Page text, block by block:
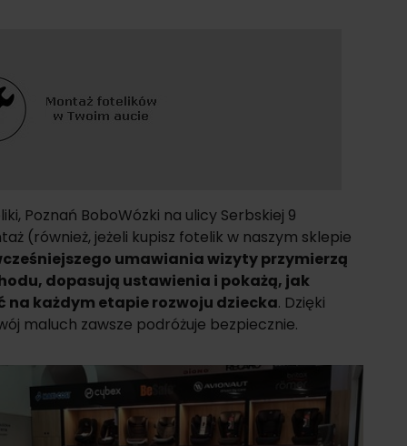
Poznań BoboWózki na ulicy Serbskiej 9
(również, jeżeli kupisz fotelik w naszym sklepie
umawiania wizyty przymierzą
dopasują ustawienia i pokażą, jak
na każdym etapie rozwoju dziecka. Dzięki
maluch zawsze podróżuje bezpiecznie.